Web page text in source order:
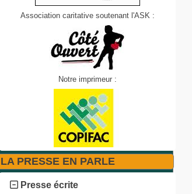
Association caritative soutenant l'ASK :
Notre imprimeur :
LA PRESSE EN PARLE
Presse écrite